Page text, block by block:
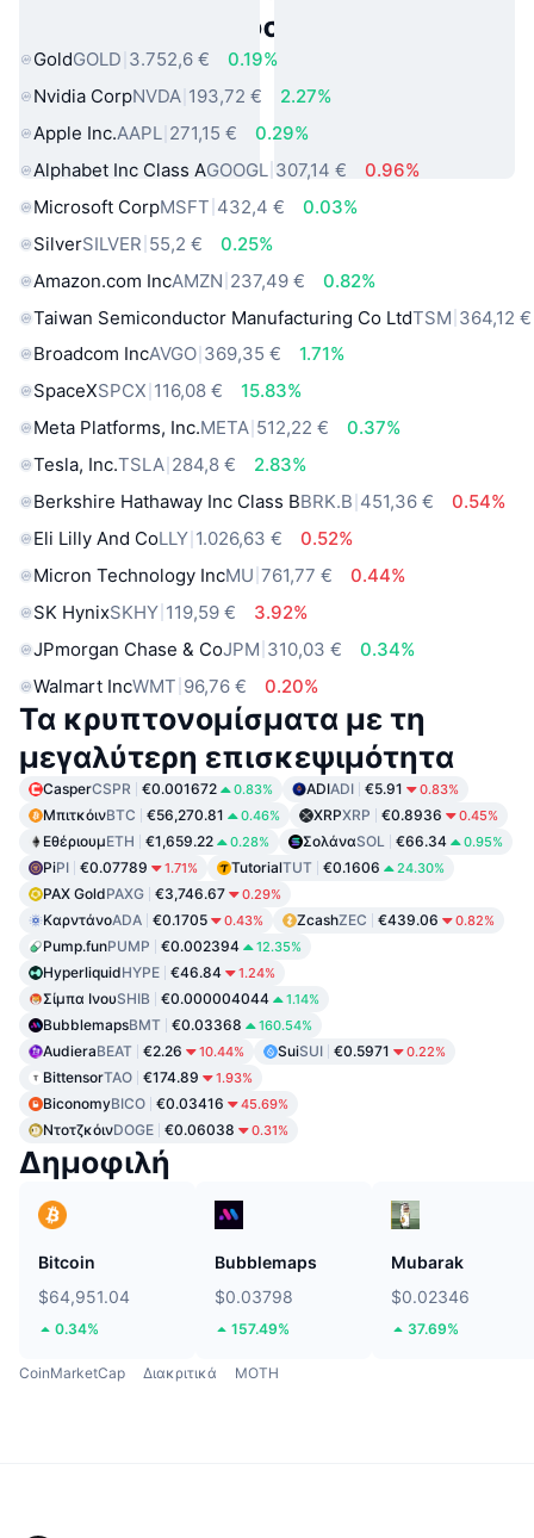
πραγματικού κόσμου
GoldGOLD 3.752,6 €
0.19%
Nvidia CorpNVDA 193,72 €
2.27%
Apple Inc.AAPL 271,15 €
0.29%
Alphabet Inc Class AGOOGL 307,14 €
0.96%
Microsoft CorpMSFT 432,4 €
0.03%
SilverSILVER 55,2 €
0.25%
Amazon.com IncAMZN 237,49 €
0.82%
Taiwan Semiconductor Manufacturing Co LtdTSM 364,12 €
Broadcom IncAVGO 369,35 €
1.71%
SpaceXSPCX 116,08 €
15.83%
Meta Platforms, Inc.META 512,22 €
0.37%
Tesla, Inc.TSLA 284,8 €
2.83%
Berkshire Hathaway Inc Class BBRK.B 451,36 €
0.54%
Eli Lilly And CoLLY 1.026,63 €
0.52%
Micron Technology IncMU 761,77 €
0.44%
SK HynixSKHY 119,59 €
3.92%
JPmorgan Chase & CoJPM 310,03 €
0.34%
Walmart IncWMT 96,76 € 0.20%
Τα κρυπτονομίσματα με τη
μεγαλύτερη επισκεψιμότητα
CasperCSPR €0.001672 0.83% ADIADI €5.91 0.83%
ΜπιτκόινBTC €56,270.81 0.46% XRPXRP €0.8936 0.45%
ΕθέριουμETH €1,659.22 0.28% ΣολάναSOL €66.34 0.95%
PiPI €0.07789 1.71% TutorialTUT €0.1606 24.30%
PAX GoldPAXG €3,746.67 0.29%
ΚαρντάνοADA €0.1705 0.43% ZcashZEC €439.06 0.82%
Pump.funPUMP €0.002394 12.35%
HyperliquidHYPE €46.84 1.24%
Σίμπα ΙνουSHIB €0.000004044 1.14%
BubblemapsBMT €0.03368 160.54%
AudieraBEAT €2.26 10.44% SuiSUI €0.5971 0.22%
BittensorTAO €174.89 1.93%
BiconomyBICO €0.03416 45.69%
ΝτοτζκόινDOGE €0.06038 0.31%
Δημοφιλή
Bitcoin
$64,951.04
0.34%
Bubblemaps
$0.03798
157.49%
Mubarak
$0.02346
37.69%
CoinMarketCap Διακριτικά MOTH